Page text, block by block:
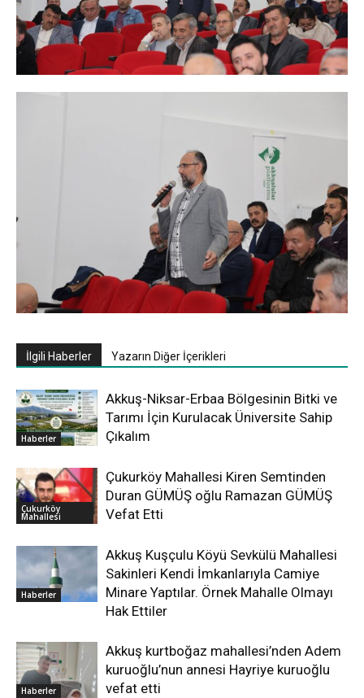
İlgili Haberler Yazarın Diğer İçerikleri
Haberler
Akkuş-Niksar-Erbaa Bölgesinin Bitki ve
Tarımı İçin Kurulacak Üniversite Sahip
Çıkalım
Çukurköy
Mahallesi
Çukurköy Mahallesi Kiren Semtinden
Duran GÜMÜŞ oğlu Ramazan GÜMÜŞ
Vefat Etti
Haberler
Akkuş Kuşçulu Köyü Sevkülü Mahallesi
Sakinleri Kendi İmkanlarıyla Camiye
Minare Yaptılar. Örnek Mahalle Olmayı
Hak Ettiler
Haberler
Akkuş kurtboğaz mahallesi’nden Adem
kuruoğlu’nun annesi Hayriye kuruoğlu
vefat etti